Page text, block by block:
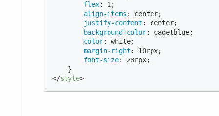
flex: 1;
align-items : center;
justify-content : center;
background-color: cadetblue;
color: white;
margin-right : 10rpx;
font-size: 28rpx;
</style>